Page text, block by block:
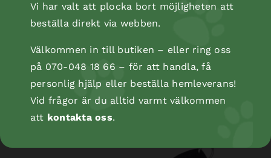
NORWEGIAN Harness Mesh Preno L
Vi har valt att plocka bort möjligheten att
beställa direkt via webben.
Välkommen in till butiken – eller ring oss
på 070-048 18 66 – för att handla, få
personlig hjälp eller beställa hemleverans!
Vid frågor är du alltid varmt välkommen
att kontakta oss.